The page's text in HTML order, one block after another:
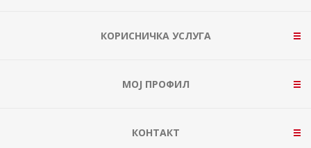
КОРИСНИЧКА УСЛУГА
МОЈ ПРОФИЛ
КОНТАКТ